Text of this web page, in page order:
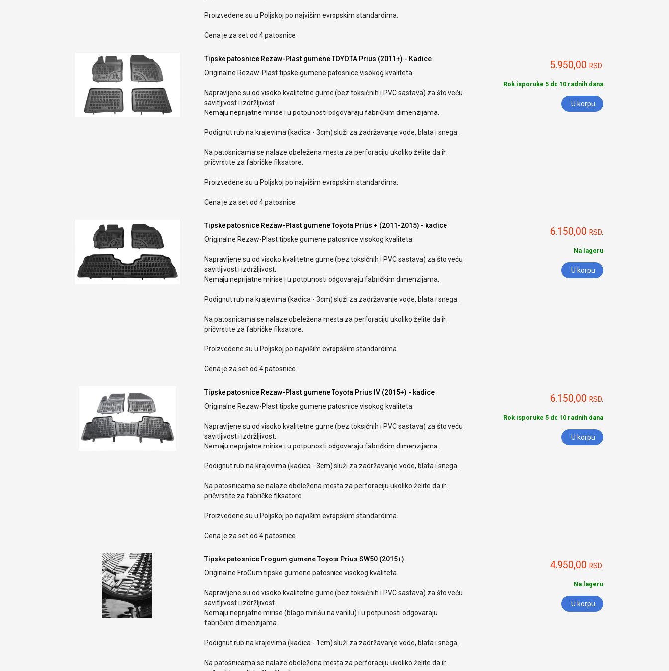
Proizvedene su u Poljskoj po najvišim evropskim standardima.
Cena je za set od 4 patosnice
Tipske patosnice Rezaw-Plast gumene TOYOTA Prius (2011+) - Kadice
Originalne Rezaw-Plast tipske gumene patosnice visokog kvaliteta.
Napravljene su od visoko kvalitetne gume (bez toksičnih i PVC sastava) za što veću
savitljivost i izdržljivost.
Nemaju neprijatne mirise i u potpunosti odgovaraju fabričkim dimenzijama.
Podignut rub na krajevima (kadica - 3cm) služi za zadržavanje vode, blata i snega.
Na patosnicama se nalaze obeležena mesta za perforaciju ukoliko želite da ih
pričvrstite za fabričke fiksatore.
Proizvedene su u Poljskoj po najvišim evropskim standardima.
Cena je za set od 4 patosnice
5.950,00 RSD.
Rok isporuke 5 do 10 radnih dana
U korpu
Tipske patosnice Rezaw-Plast gumene Toyota Prius + (2011-2015) - kadice
Originalne Rezaw-Plast tipske gumene patosnice visokog kvaliteta.
Napravljene su od visoko kvalitetne gume (bez toksičnih i PVC sastava) za što veću
savitljivost i izdržljivost.
Nemaju neprijatne mirise i u potpunosti odgovaraju fabričkim dimenzijama.
Podignut rub na krajevima (kadica - 3cm) služi za zadržavanje vode, blata i snega.
Na patosnicama se nalaze obeležena mesta za perforaciju ukoliko želite da ih
pričvrstite za fabričke fiksatore.
Proizvedene su u Poljskoj po najvišim evropskim standardima.
Cena je za set od 4 patosnice
6.150,00 RSD.
Na lageru
U korpu
Tipske patosnice Rezaw-Plast gumene Toyota Prius IV (2015+) - kadice
Originalne Rezaw-Plast tipske gumene patosnice visokog kvaliteta.
Napravljene su od visoko kvalitetne gume (bez toksičnih i PVC sastava) za što veću
savitljivost i izdržljivost.
Nemaju neprijatne mirise i u potpunosti odgovaraju fabričkim dimenzijama.
Podignut rub na krajevima (kadica - 3cm) služi za zadržavanje vode, blata i snega.
Na patosnicama se nalaze obeležena mesta za perforaciju ukoliko želite da ih
pričvrstite za fabričke fiksatore.
Proizvedene su u Poljskoj po najvišim evropskim standardima.
Cena je za set od 4 patosnice
6.150,00 RSD.
Rok isporuke 5 do 10 radnih dana
U korpu
Tipske patosnice Frogum gumene Toyota Prius SW50 (2015+)
Originalne FroGum tipske gumene patosnice visokog kvaliteta.
Napravljene su od visoko kvalitetne gume (bez toksičnih i PVC sastava) za što veću
savitljivost i izdržljivost.
Nemaju neprijatne mirise (blago mirišu na vanilu) i u potpunosti odgovaraju
fabričkim dimenzijama.
Podignut rub na krajevima (kadica - 1cm) služi za zadržavanje vode, blata i snega.
Na patosnicama se nalaze obeležena mesta za perforaciju ukoliko želite da ih
4.950,00 RSD.
Na lageru
U korpu